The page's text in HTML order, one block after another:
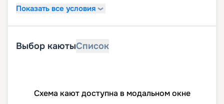
Показать все условия
Выбор каютыСписок
Схема кают доступна в модальном окне